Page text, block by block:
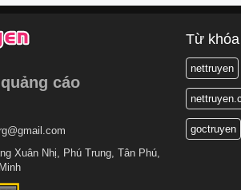
cáo
Xuân Nhị, Phú Trung, Tân Phú,
Từ khóa
nettruyen
goctruyen